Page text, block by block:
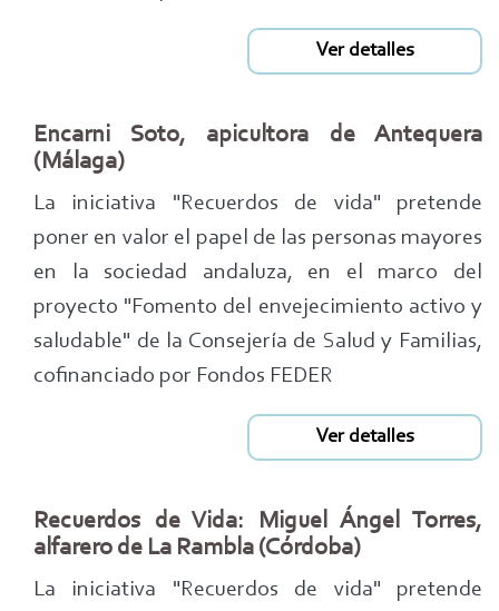
Ver detalles
Encarni Soto, apicultora de Antequera
(Málaga)
La iniciativa "Recuerdos de vida" pretende
poner en valor el papel de las personas mayores
en la sociedad andaluza, en el marco del
proyecto "Fomento del envejecimiento activo y
saludable" de la Consejería de Salud y Familias,
cofinanciado por Fondos FEDER
Ver detalles
Recuerdos de Vida: Miguel Ángel Torres,
alfarero de La Rambla (Córdoba)
La iniciativa "Recuerdos de vida" pretende